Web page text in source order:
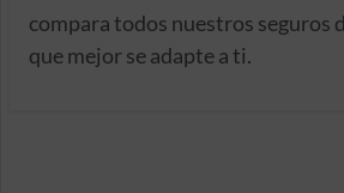
compara todos nuestros seguros
que mejor se adapte a ti.